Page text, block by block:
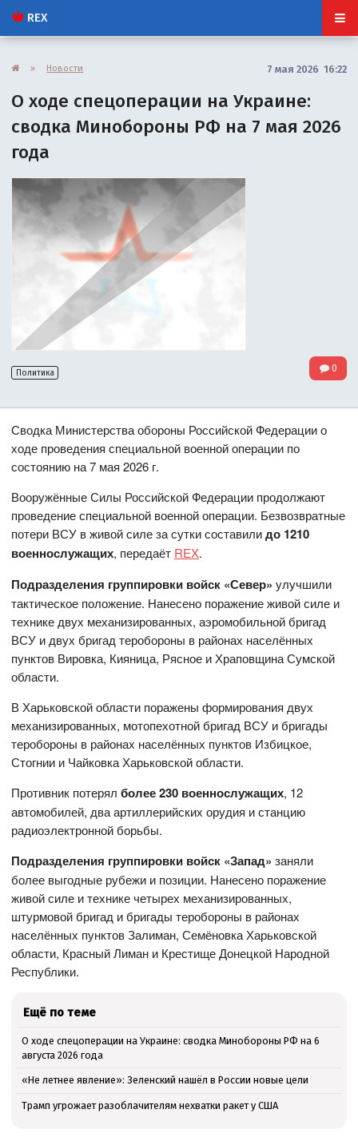
REX
» Новости 7 мая 2026 16:22
О ходе спецоперации на Украине:
сводка Минобороны РФ на 7 мая 2026
года
Политика 0
Сводка Министерства обороны Российской Федерации о
ходе проведения специальной военной операции по
состоянию на 7 мая 2026 г.
Вооружённые Силы Российской Федерации продолжают
проведение специальной военной операции. Безвозвратные
потери ВСУ в живой силе за сутки составилидо 1210
военнослужащих, передаёт REX.
Подразделения группировки войск «Север» улучшили
тактическое положение. Нанесено поражение живой силе и
технике двух механизированных, аэромобильной бригад
ВСУ и двух бригад теробороны в районах населённых
пунктов Вировка, Кияница, Рясное и Храповщина Сумской
области.
В Харьковской области поражены формирования двух
механизированных, мотопехотной бригад ВСУ и бригады
теробороны в районах населённых пунктов Избицкое,
Стогнии и Чайковка Харьковской области.
Противник потерялболее 230 военнослужащих, 12
автомобилей, два артиллерийских орудия и станцию
радиоэлектронной борьбы.
Подразделения группировки войск «Запад» заняли
более выгодные рубежи и позиции. Нанесено поражение
живой силе и технике четырех механизированных,
штурмовой бригад и бригады теробороны в районах
населённых пунктов Залиман, Семёновка Харьковской
области, Красный Лиман и Крестище Донецкой Народной
Республики.
Ещё по теме
О ходе спецоперации на Украине: сводка Минобороны РФ на 6
августа 2026 года
«Не летнее явление»: Зеленский нашёл в России новые цели
Трамп угрожает разоблачителям нехватки ракет у США